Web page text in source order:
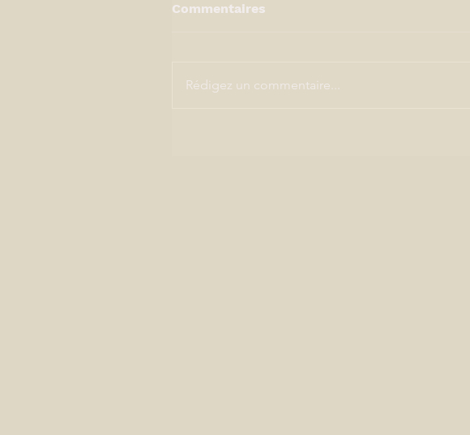
Commentaires
Rédigez un commentaire...